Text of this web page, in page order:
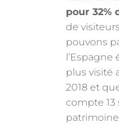
pour 32%
de
pouvons
l’Espagne
plus visité
2018 et
compte 13